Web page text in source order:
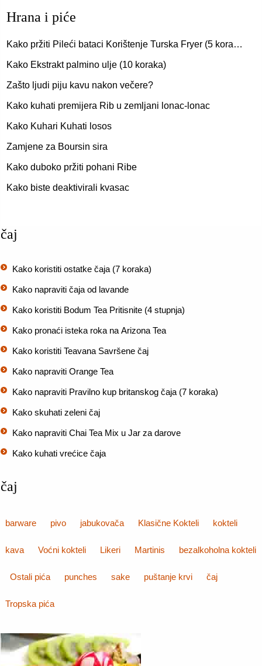
Hrana i piće
Kako pržiti Pileći bataci Korištenje Turska Fryer (5 kora…
Kako Ekstrakt palmino ulje (10 koraka)
Zašto ljudi piju kavu nakon večere?
Kako kuhati premijera Rib u zemljani lonac-lonac
Kako Kuhari Kuhati losos
Zamjene za Boursin sira
Kako duboko pržiti pohani Ribe
Kako biste deaktivirali kvasac
čaj
Kako koristiti ostatke čaja (7 koraka)
Kako napraviti čaja od lavande
Kako koristiti Bodum Tea Pritisnite (4 stupnja)
Kako pronaći isteka roka na Arizona Tea
Kako koristiti Teavana Savršene čaj
Kako napraviti Orange Tea
Kako napraviti Pravilno kup britanskog čaja (7 koraka)
Kako skuhati zeleni čaj
Kako napraviti Chai Tea Mix u Jar za darove
Kako kuhati vrećice čaja
čaj
barware pivo jabukovača Klasične Kokteli kokteli
kava Voćni kokteli Likeri Martinis bezalkoholna kokteli
Ostali pića punches sake puštanje krvi čaj
Tropska pića